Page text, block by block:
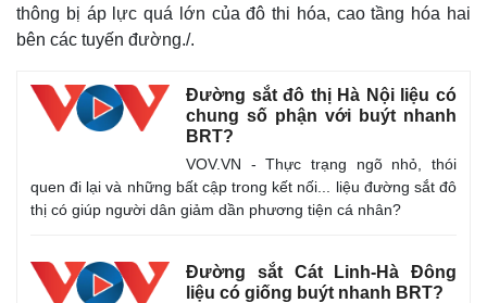
thông bị áp lực quá lớn của đô thi hóa, cao tầng hóa hai
bên các tuyến đường./.
Đường sắt đô thị Hà Nội liệu có
chung số phận với buýt nhanh
BRT?
VOV.VN - Thực trạng ngõ nhỏ, thói
quen đi lại và những bất cập trong kết nối... liệu đường sắt đô
thị có giúp người dân giảm dần phương tiện cá nhân?
Đường sắt Cát Linh-Hà Đông
liệu có giống buýt nhanh BRT?